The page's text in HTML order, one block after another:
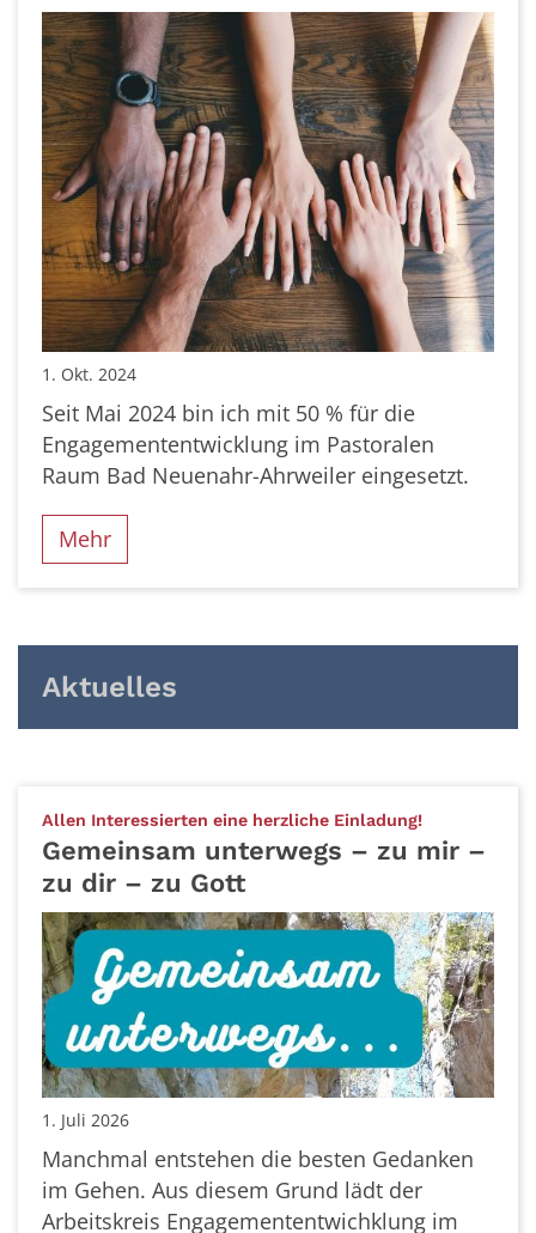
1. Okt. 2024
Seit Mai 2024 bin ich mit 50 % für die
Engagemententwicklung im Pastoralen
Raum Bad Neuenahr-Ahrweiler eingesetzt.
Mehr
Aktuelles
Allen Interessierten eine herzliche Einladung!
Gemeinsam unterwegs – zu mir –
zu dir – zu Gott
1. Juli 2026
Manchmal entstehen die besten Gedanken
im Gehen. Aus diesem Grund lädt der
Arbeitskreis Engagemententwichklung im